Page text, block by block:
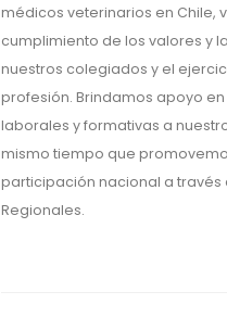
médicos veterinarios en Chile,
cumplimiento de los valores y
nuestros colegiados y el
profesión. Brindamos apoyo
laborales y formativas a
mismo tiempo que
participación nacional a través
Regionales.